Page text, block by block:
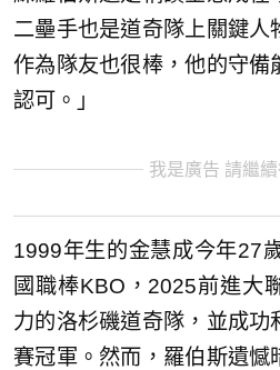
二壘手也是道奇隊上關鍵人
作為隊友也很棒，他的守備
認可。」
我是廣告 請繼
1999年生的金慧成今年27
國職棒KBO，2025前進大
力的洛杉磯道奇隊，並成功
賽冠軍。然而，羅伯斯遺憾